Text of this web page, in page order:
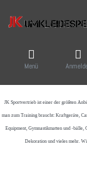
Menü
JK Sportvertrieb ist einer der größten
man zum Training braucht: Kraftgeräte,
Equipment, Gymnastikmatten und -bälle,
Dekoration und vieles mehr.